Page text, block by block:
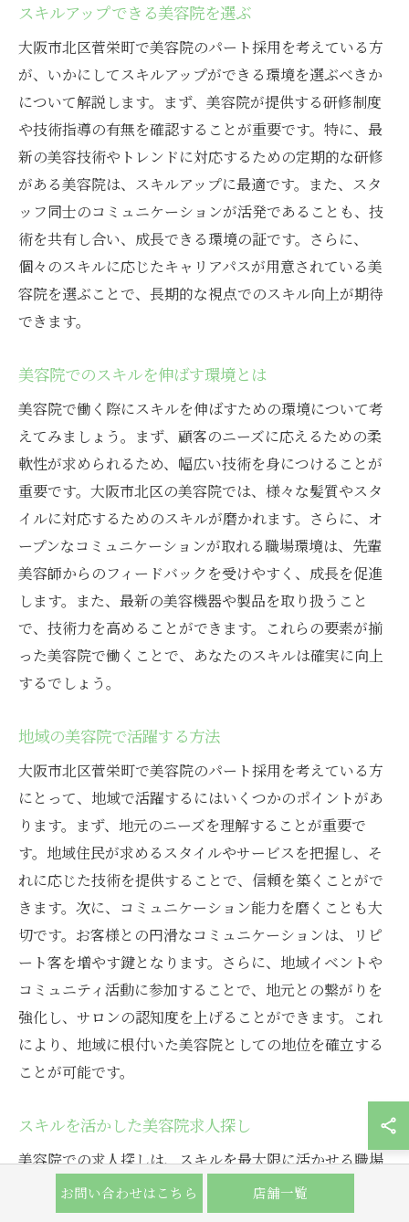
スキルアップできる美容院を選ぶ
大阪市北区菅栄町で美容院のパート採用を考えている方
が、いかにしてスキルアップができる環境を選ぶべきか
について解説します。まず、美容院が提供する研修制度
や技術指導の有無を確認することが重要です。特に、最
新の美容技術やトレンドに対応するための定期的な研修
がある美容院は、スキルアップに最適です。また、スタ
ッフ同士のコミュニケーションが活発であることも、技
術を共有し合い、成長できる環境の証です。さらに、
個々のスキルに応じたキャリアパスが用意されている美
容院を選ぶことで、長期的な視点でのスキル向上が期待
できます。
美容院でのスキルを伸ばす環境とは
美容院で働く際にスキルを伸ばすための環境について考
えてみましょう。まず、顧客のニーズに応えるための柔
軟性が求められるため、幅広い技術を身につけることが
重要です。大阪市北区の美容院では、様々な髪質やスタ
イルに対応するためのスキルが磨かれます。さらに、オ
ープンなコミュニケーションが取れる職場環境は、先輩
美容師からのフィードバックを受けやすく、成長を促進
します。また、最新の美容機器や製品を取り扱うこと
で、技術力を高めることができます。これらの要素が揃
った美容院で働くことで、あなたのスキルは確実に向上
するでしょう。
地域の美容院で活躍する方法
大阪市北区菅栄町で美容院のパート採用を考えている方
にとって、地域で活躍するにはいくつかのポイントがあ
ります。まず、地元のニーズを理解することが重要で
す。地域住民が求めるスタイルやサービスを把握し、そ
れに応じた技術を提供することで、信頼を築くことがで
きます。次に、コミュニケーション能力を磨くことも大
切です。お客様との円滑なコミュニケーションは、リピ
ート客を増やす鍵となります。さらに、地域イベントや
コミュニティ活動に参加することで、地元との繋がりを
強化し、サロンの認知度を上げることができます。これ
により、地域に根付いた美容院としての地位を確立する
ことが可能です。
スキルを活かした美容院求人探し
美容院での求人探しは、スキルを最大限に活かせる職場
を見つけることが重要です。大阪市北区菅栄町では、
様々な美容院がパートスタッフを募集していますが、ま
お問い合わせはこちら 店舗一覧